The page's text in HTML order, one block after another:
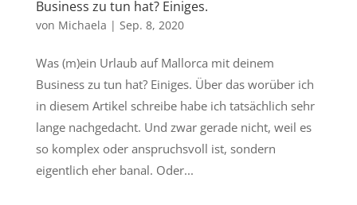
Business zu tun hat? Einiges.
von Michaela | Sep. 8, 2020
Was (m)ein Urlaub auf Mallorca mit deinem
Business zu tun hat? Einiges. Über das worüber ich
in diesem Artikel schreibe habe ich tatsächlich sehr
lange nachgedacht. Und zwar gerade nicht, weil es
so komplex oder anspruchsvoll ist, sondern
eigentlich eher banal. Oder...